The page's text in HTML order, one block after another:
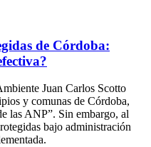
de Córdoba:
Juan Carlos Scotto
y comunas de Córdoba,
las ANP”. Sin embargo, al
bajo administración